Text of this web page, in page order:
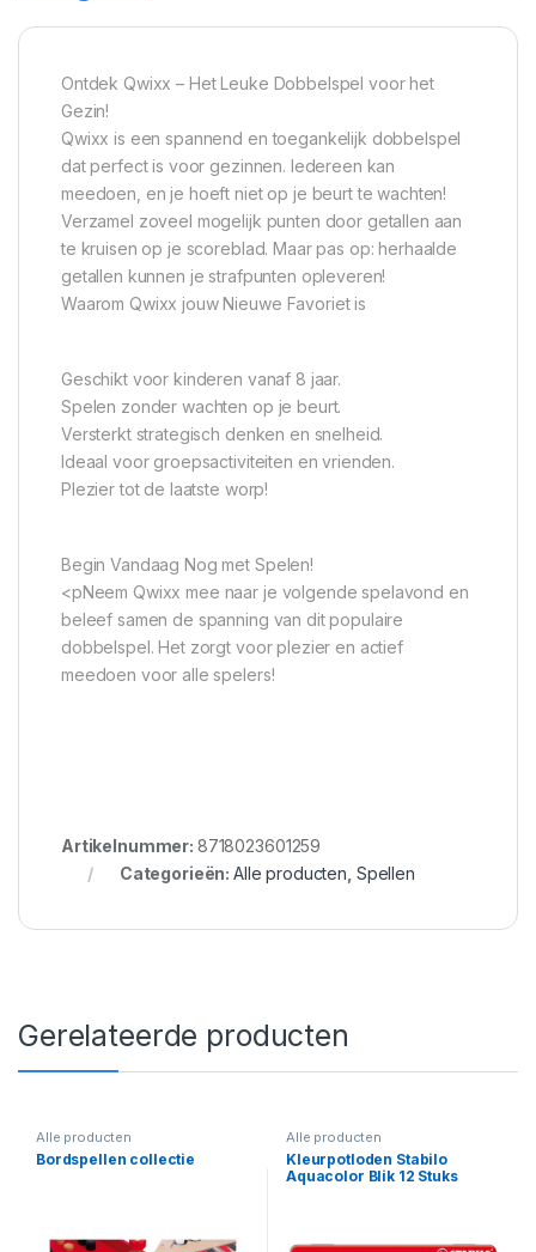
Ontdek Qwixx – Het Leuke Dobbelspel voor het
Gezin!
Qwixx is een spannend en toegankelijk dobbelspel
dat perfect is voor gezinnen. Iedereen kan
meedoen, en je hoeft niet op je beurt te wachten!
Verzamel zoveel mogelijk punten door getallen aan
te kruisen op je scoreblad. Maar pas op: herhaalde
getallen kunnen je strafpunten opleveren!
Waarom Qwixx jouw Nieuwe Favoriet is
Geschikt voor kinderen vanaf 8 jaar.
Spelen zonder wachten op je beurt.
Versterkt strategisch denken en snelheid.
Ideaal voor groepsactiviteiten en vrienden.
Plezier tot de laatste worp!
Begin Vandaag Nog met Spelen!
<pNeem Qwixx mee naar je volgende spelavond en
beleef samen de spanning van dit populaire
dobbelspel. Het zorgt voor plezier en actief
meedoen voor alle spelers!
Artikelnummer: 8718023601259
Categorieën:Alle producten Spellen
Gerelateerde producten
Alle producten
Bordspellen collectie
Alle producten
Kleurpotloden Stabilo
Aquacolor Blik 12 Stuks